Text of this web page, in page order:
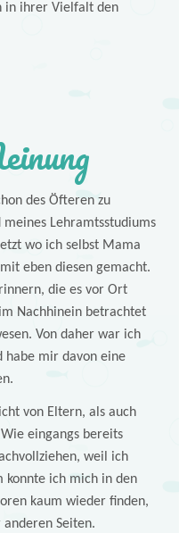
in ihrer Vielfalt den
des Öfteren zu
Lehramtsstudiums
wo ich selbst Mama
eben diesen gemacht.
die es vor Ort
Nachhinein betrachtet
Von daher war ich
habe mir davon eine
von Eltern, als auch
eingangs bereits
weil ich
konnte ich mich in den
kaum wieder finden,
Seiten.